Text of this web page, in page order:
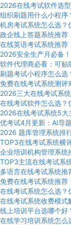
2026在线考试软件选
组织刷题用什么小程序
机房考试系统怎么选？
政企线上答题系统推荐
在线英语考试系统推
2026安全生产月必备
软件代理商必看：可
刷题考试小程序怎么
免费在线考试系统测评
2026三大在线考试系
在线考试软件怎么选？
2026在线考试系统5大
优考试4月更新：AI导
2026 题库管理系统排
TOP3在线考试系统横
企业培训机构管理系统
TOP3主流在线考试系
多语言在线考试系统
免费在线考试系统推
在线考试系统怎么选？
在线考试系统收费模式
线上培训平台选哪个
在线学习培训系统怎么